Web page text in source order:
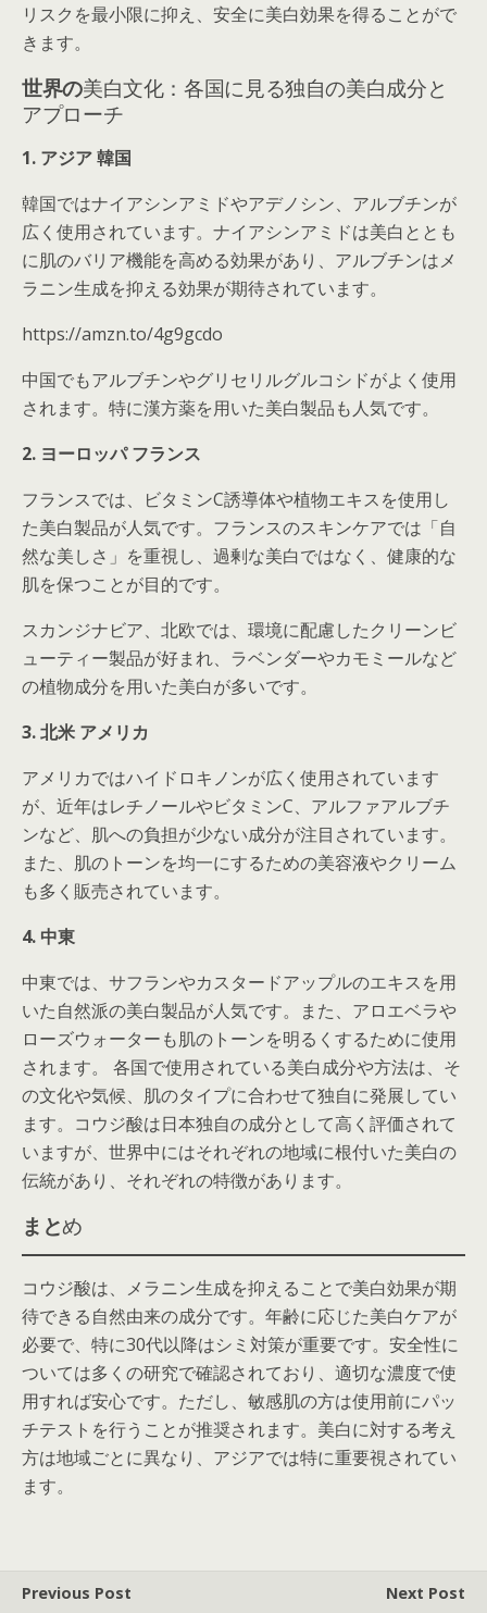
リスクを最小限に抑え、安全に美白効果を得ることがで
きます。
世界の美白文化：各国に見る独自の美白成分と
アプローチ
1. アジア 韓国
韓国ではナイアシンアミドやアデノシン、アルブチンが
広く使用されています。ナイアシンアミドは美白ととも
に肌のバリア機能を高める効果があり、アルブチンはメ
ラニン生成を抑える効果が期待されています。
https://amzn.to/4g9gcdo
中国でもアルブチンやグリセリルグルコシドがよく使用
されます。特に漢方薬を用いた美白製品も人気です。
2. ヨーロッパ フランス
フランスでは、ビタミンC誘導体や植物エキスを使用し
た美白製品が人気です。フランスのスキンケアでは「自
然な美しさ」を重視し、過剰な美白ではなく、健康的な
肌を保つことが目的です。
スカンジナビア、北欧では、環境に配慮したクリーンビ
ューティー製品が好まれ、ラベンダーやカモミールなど
の植物成分を用いた美白が多いです。
3. 北米 アメリカ
アメリカではハイドロキノンが広く使用されています
が、近年はレチノールやビタミンC、アルファアルブチ
ンなど、肌への負担が少ない成分が注目されています。
また、肌のトーンを均一にするための美容液やクリーム
も多く販売されています。
4. 中東
中東では、サフランやカスタードアップルのエキスを用
いた自然派の美白製品が人気です。また、アロエベラや
ローズウォーターも肌のトーンを明るくするために使用
されます。 各国で使用されている美白成分や方法は、そ
の文化や気候、肌のタイプに合わせて独自に発展してい
ます。コウジ酸は日本独自の成分として高く評価されて
いますが、世界中にはそれぞれの地域に根付いた美白の
伝統があり、それぞれの特徴があります。
まとめ
コウジ酸は、メラニン生成を抑えることで美白効果が期
待できる自然由来の成分です。年齢に応じた美白ケアが
必要で、特に30代以降はシミ対策が重要です。安全性に
ついては多くの研究で確認されており、適切な濃度で使
用すれば安心です。ただし、敏感肌の方は使用前にパッ
チテストを行うことが推奨されます。美白に対する考え
方は地域ごとに異なり、アジアでは特に重要視されてい
ます。
Previous Post
Next Post